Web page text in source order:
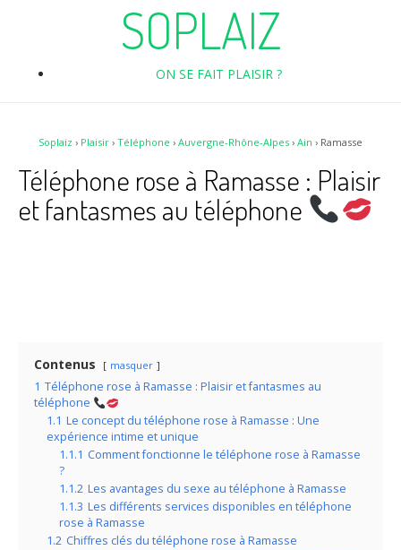
SOPLAIZ
ON SE FAIT PLAISIR ?
Soplaiz › Plaisir › Téléphone › Auvergne-Rhône-Alpes › Ain › Ramasse
Téléphone rose à Ramasse : Plaisir
et fantasmes au téléphone
Contenus masquer
1 Téléphone rose à Ramasse : Plaisir et fantasmes au
téléphone
1.1 Le concept du téléphone rose à Ramasse : Une
expérience intime et unique
1.1.1 Comment fonctionne le téléphone rose à Ramasse
?
1.1.2 Les avantages du sexe au téléphone à Ramasse
1.1.3 Les différents services disponibles en téléphone
rose à Ramasse
1.2 Chiffres clés du téléphone rose à Ramasse